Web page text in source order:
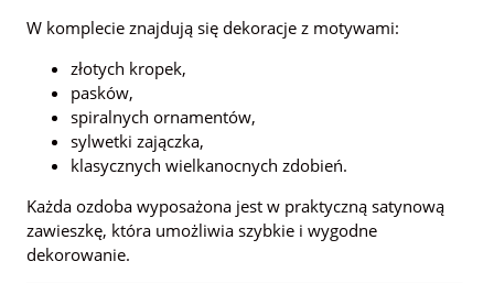
W komplecie znajdują się dekoracje z motywami:
złotych kropek,
pasków,
spiralnych ornamentów,
sylwetki zajączka,
klasycznych wielkanocnych zdobień.
Każda ozdoba wyposażona jest w praktyczną satynową
zawieszkę, która umożliwia szybkie i wygodne
dekorowanie.